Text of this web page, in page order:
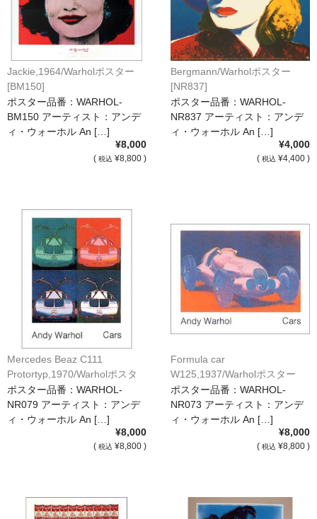
Jackie,1964/Warholポスター
[BM150]
ポスター品番：WARHOL-
BM150 アーティスト：アンデ
ィ・ウォーホル An […]
¥8,000
( 税込 ¥8,800 )
Bergmann/Warholポスター
[NR837]
ポスター品番：WARHOL-
NR837 アーティスト：アンデ
ィ・ウォーホル An […]
¥4,000
( 税込 ¥4,400 )
Mercedes Beaz C111
Protortyp,1970/Warholポスタ
ー[NR079]
ポスター品番：WARHOL-
NR079 アーティスト：アンデ
ィ・ウォーホル An […]
¥8,000
( 税込 ¥8,800 )
Formula car
W125,1937/Warholポスター
[NR073]
ポスター品番：WARHOL-
NR073 アーティスト：アンデ
ィ・ウォーホル An […]
¥8,000
( 税込 ¥8,800 )